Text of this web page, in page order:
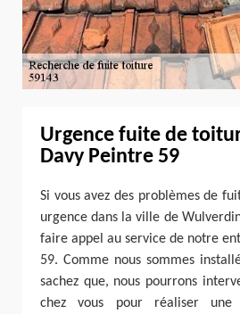
Urgence fuite de
Davy Peintre 59
Si vous avez des problèmes de
urgence dans la ville de
faire appel au service de notre
59. Comme nous sommes
sachez que, nous pourrons
chez vous pour réaliser